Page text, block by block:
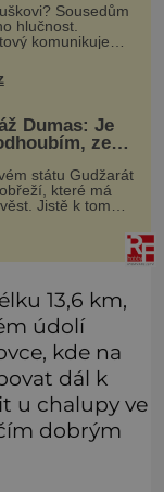
Sousedům
hlučnost.
komunikuje
i pro chovatele
se o nenároč
Dumas: Je
ze
státu Gudžarát
které má
Jistě k tomu
této pláže.
netypické
jsou pravdivé
13,6 km,
údolí
kde na
dál k
u chalupy ve
dobrým